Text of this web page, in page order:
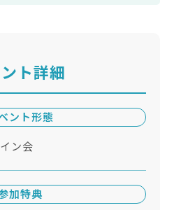
ト詳細
ント形態
ン会
加特典